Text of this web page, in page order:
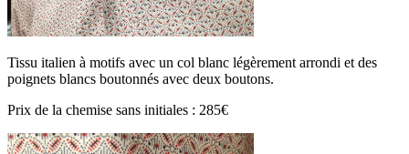
Tissu italien à motifs avec un col blanc légèrement arrondi et des
poignets blancs boutonnés avec deux boutons.
Prix de la chemise sans initiales : 285€